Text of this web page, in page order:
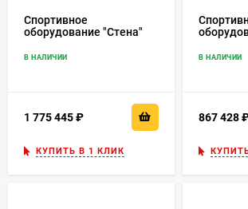
Спортивное
оборудование "Стена"
В НАЛИЧИИ
1 775 445
КУПИТЬ В 1 КЛИК
В НАЛИЧИИ
867 428